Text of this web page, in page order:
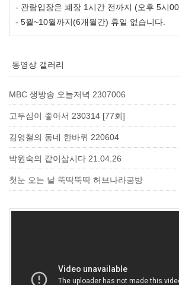
- 관람입장은 폐장 1시간 전까지 (오후 5시
- 5월~10월까지(6개월간) 휴일 없습니다.
동영상 갤러리
MBC 생방송 오늘저녁 2307006
고두심이 좋아서 230314 [77회]
김영철의 동네 한바퀴 220604
박원숙의 같이삽시다 21.04.26
첫눈 오는 날 뚝딱뚝딱 허브나라공방